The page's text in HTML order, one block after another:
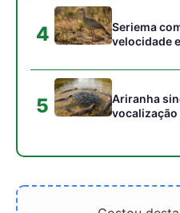
Relacionado